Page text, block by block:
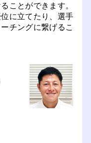
ことができます。
に立てたり、選手
チングに繋げるこ